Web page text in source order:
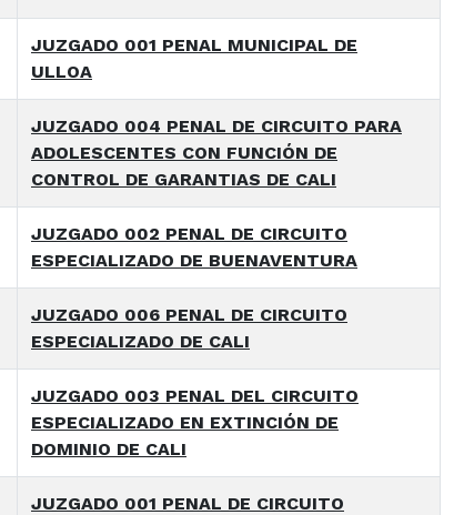
JUZGADO 001 PENAL MUNICIPAL DE
ULLOA
JUZGADO 004 PENAL DE CIRCUITO PARA
ADOLESCENTES CON FUNCIÓN DE
CONTROL DE GARANTIAS DE CALI
JUZGADO 002 PENAL DE CIRCUITO
ESPECIALIZADO DE BUENAVENTURA
JUZGADO 006 PENAL DE CIRCUITO
ESPECIALIZADO DE CALI
JUZGADO 003 PENAL DEL CIRCUITO
ESPECIALIZADO EN EXTINCIÓN DE
DOMINIO DE CALI
JUZGADO 001 PENAL DE CIRCUITO